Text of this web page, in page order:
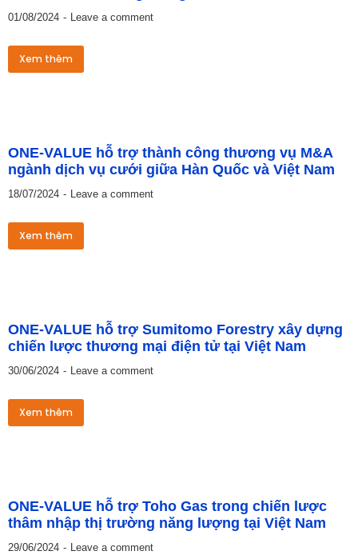
01/08/2024 Leave a comment
Xem thêm
ONE-VALUE hỗ trợ thành công thương vụ M&A
ngành dịch vụ cưới giữa Hàn Quốc và Việt Nam
18/07/2024 Leave a comment
Xem thêm
ONE-VALUE hỗ trợ Sumitomo Forestry xây dựng
chiến lược thương mại điện tử tại Việt Nam
30/06/2024 Leave a comment
Xem thêm
ONE-VALUE hỗ trợ Toho Gas trong chiến lược
thâm nhập thị trường năng lượng tại Việt Nam
29/06/2024 Leave a comment